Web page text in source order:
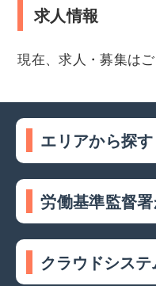
求人情報
現在、求人・募集はご
エリアから探す
労働基準監督
クラウドシス